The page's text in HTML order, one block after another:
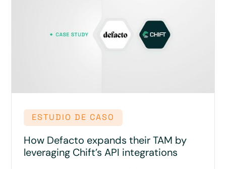
ESTUDIO DE CASO
How Defacto expands their TAM by
leveraging Chift’s API integrations